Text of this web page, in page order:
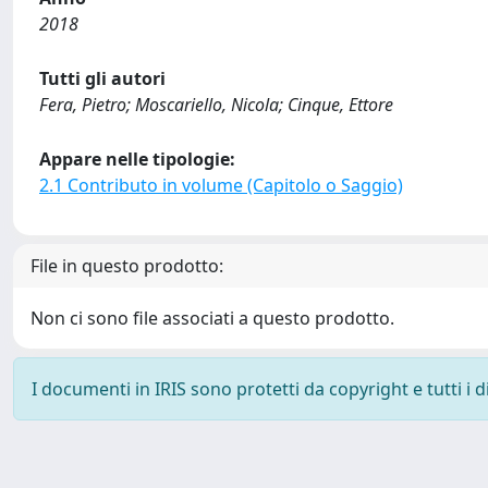
2018
Tutti gli autori
Fera, Pietro; Moscariello, Nicola; Cinque, Ettore
Appare nelle tipologie:
2.1 Contributo in volume (Capitolo o Saggio)
File in questo prodotto:
Non ci sono file associati a questo prodotto.
I documenti in IRIS sono protetti da copyright e tutti i